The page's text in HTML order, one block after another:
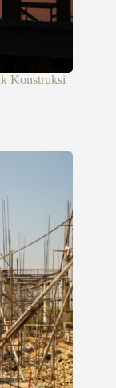
Konstruksi